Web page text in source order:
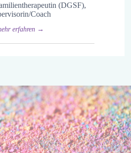
(DGSF),
Coach
erfahren →